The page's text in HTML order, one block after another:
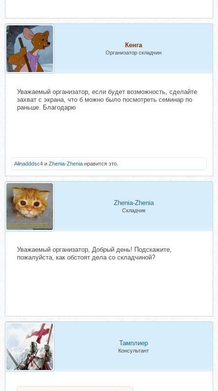
Кенга
Организатор складчин
Уважаемый организатор, если будет возможность, сделайте
захват с экрана, что б можно было посмотреть семинар по
раньше. Благодарю
Alinadddsc4 и Zhenia-Zhenia нравится это.
Zhenia-Zhenia
Складчик
Уважаемый организатор, Добрый день! Подскажите,
пожалуйста, как обстоят дела со складчиной?
Тамплиер
Консультант